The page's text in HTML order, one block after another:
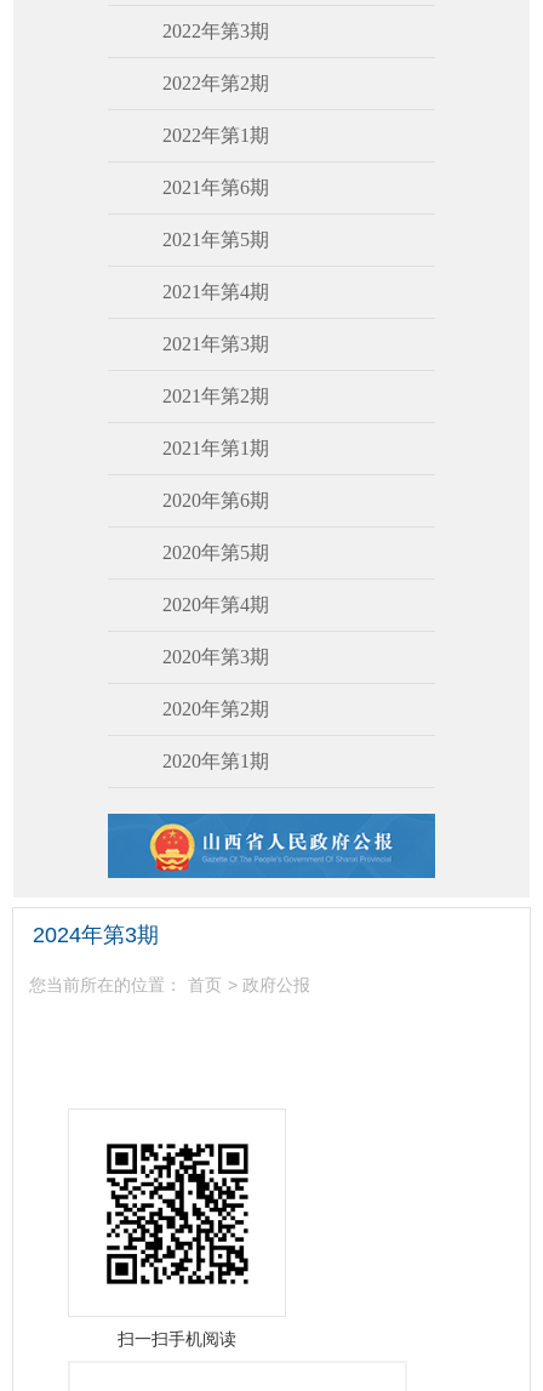
2022年第3期
2022年第2期
2022年第1期
2021年第6期
2021年第5期
2021年第4期
2021年第3期
2021年第2期
2021年第1期
2020年第6期
2020年第5期
2020年第4期
2020年第3期
2020年第2期
2020年第1期
2024年第3期
您当前所在的位置： 首页 > 政府公报
扫一扫手机阅读